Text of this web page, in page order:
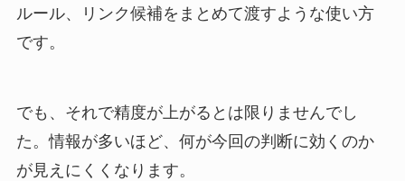
ルール、リンク候補をまとめて渡すような使い方
です。
でも、それで精度が上がるとは限りませんでし
た。情報が多いほど、何が今回の判断に効くのか
が見えにくくなります。